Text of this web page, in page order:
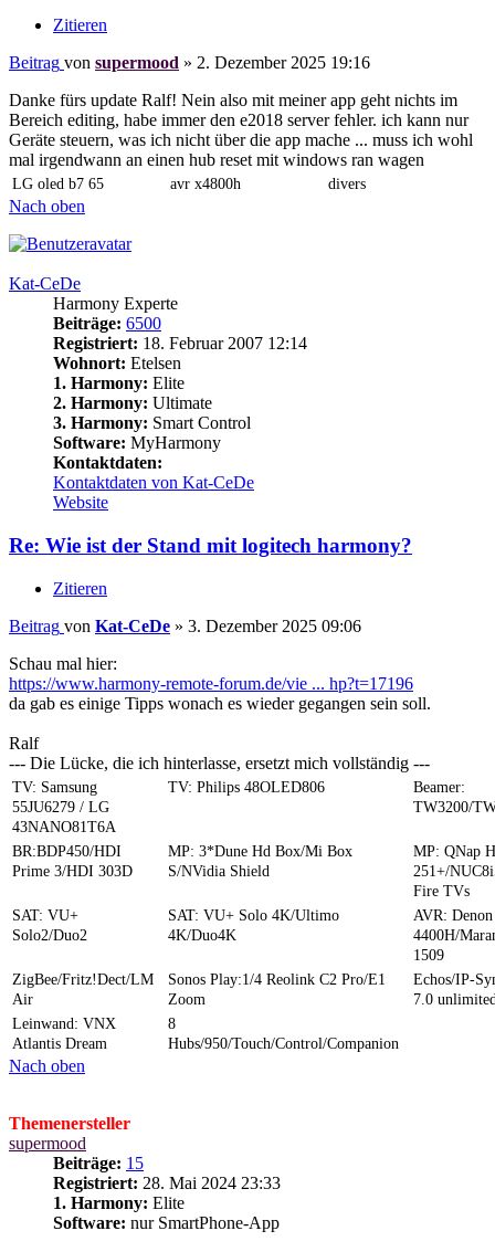
Zitieren
Beitrag von supermood » 2. Dezember 2025 19:16
Danke fürs update Ralf! Nein also mit meiner app geht nichts im
Bereich editing, habe immer den e2018 server fehler. ich kann nur
Geräte steuern, was ich nicht über die app mache ... muss ich wohl
mal irgendwann an einen hub reset mit windows ran wagen
LG oled b7 65 avr x4800h divers
Nach oben
Kat-CeDe
Harmony Experte
Beiträge: 6500
Registriert: 18. Februar 2007 12:14
Wohnort: Etelsen
1. Harmony: Elite
2. Harmony: Ultimate
3. Harmony: Smart Control
Software: MyHarmony
Kontaktdaten:
Kontaktdaten von Kat-CeDe
Website
Re: Wie ist der Stand mit logitech harmony?
Zitieren
Beitrag von Kat-CeDe » 3. Dezember 2025 09:06
Schau mal hier:
https://www.harmony-remote-forum.de/vie ... hp?t=17196
da gab es einige Tipps wonach es wieder gegangen sein soll.
Ralf
--- Die Lücke, die ich hinterlasse, ersetzt mich vollständig ---
TV: Samsung
55JU6279 / LG
43NANO81T6A
TV: Philips 48OLED806
Beamer:
TW3200/
BR:BDP450/HDI
Prime 3/HDI 303D
MP: 3*Dune Hd Box/Mi Box
S/NVidia Shield
MP: QNap
251+/
Fire TVs
SAT: VU+
Solo2/Duo2
SAT: VU+ Solo 4K/Ultimo
4K/Duo4K
AVR: Denon
4400H/
1509
ZigBee/Fritz!Dect/LM
Air
Sonos Play:1/4 Reolink C2 Pro/E1
Zoom
Echos/IP-
7.0
Leinwand: VNX
Atlantis Dream
8
Hubs/950/Touch/Control/Companion
Nach oben
Themenersteller
supermood
Beiträge: 15
Registriert: 28. Mai 2024 23:33
1. Harmony: Elite
Software: nur SmartPhone-App